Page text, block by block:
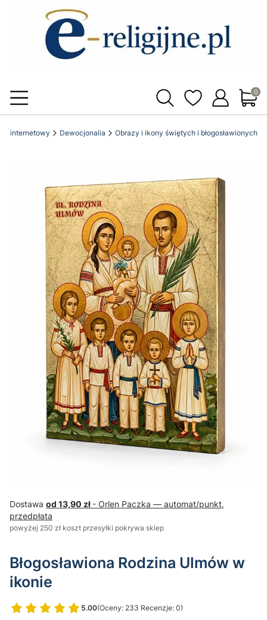
internetowy Dewocjonalia Obrazy i ikony świętych i błogosławionych
Dostawa od 13,90 zł - Orlen Paczka — automat/punkt,
przedpłata
powyżej 250 zł koszt przesyłki pokrywa sklep
Błogosławiona Rodzina Ulmów w
ikonie
5.00(Oceny: 233 Recenzje: 0)
Przejdź do sekcji Opinie